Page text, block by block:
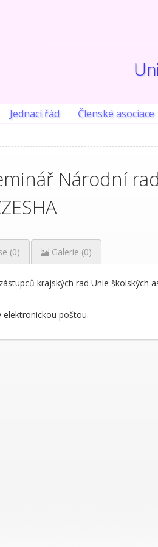
Jednací řád Členské asociace
Národní
(0) Galerie (0)
krajských rad Unie školských
elektronickou poštou.